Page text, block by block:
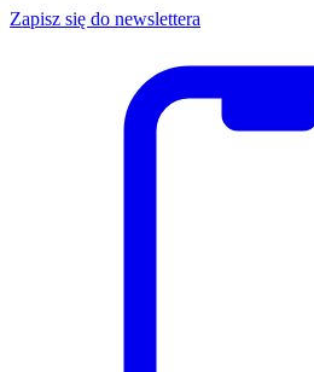
Zapisz się do newslettera